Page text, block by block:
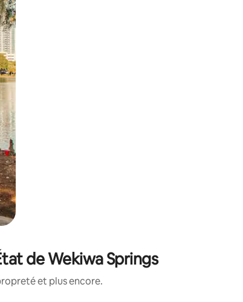
de Wekiwa Springs
et plus encore.